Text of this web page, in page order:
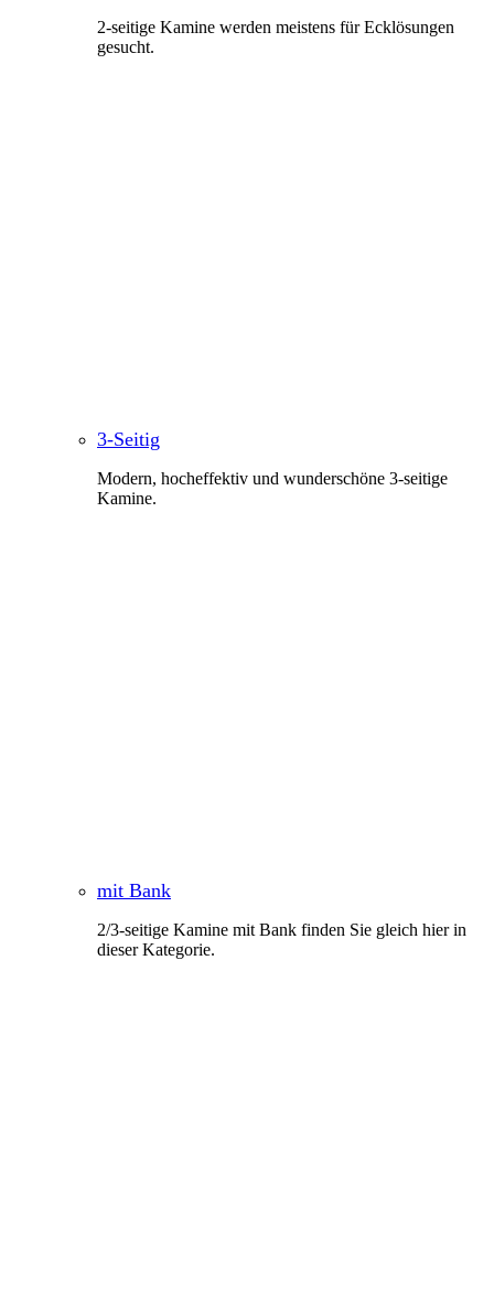
2-seitige Kamine werden meistens für Ecklösungen
gesucht.
3-Seitig
Modern, hocheffektiv und wunderschöne 3-seitige
Kamine.
mit Bank
2/3-seitige Kamine mit Bank finden Sie gleich hier in
dieser Kategorie.